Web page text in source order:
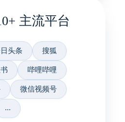
主流平台
头条 搜狐
哔哩哔哩
微信视频号
...